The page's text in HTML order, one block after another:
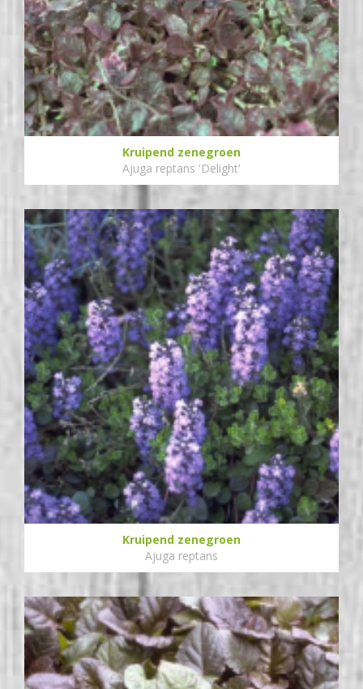
Kruipend zenegroen
Ajuga reptans 'Delight'
Kruipend zenegroen
Ajuga reptans